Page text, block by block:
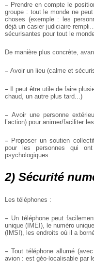
– Prendre en compte le
groupe : tout le monde ne
choses (exemple : les
déjà un casier judiciaire
sécurisantes pour tout le
De manière plus concrète,
– Avoir un lieu (calme et
– Il peut être utile de faire
chaud, un autre plus tard...)
– Avoir une personne
l’action) pour animer/faciliter
– Proposer un soutien
pour les personnes qui
psychologiques.
2) Sécurité
Les téléphones :
– Un téléphone peut
unique (IMEI), le numéro
(IMSI), les endroits où il a
– Tout téléphone allumé
avion : est géo-localisable par